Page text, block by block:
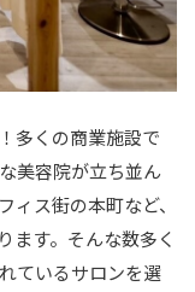
多くの商業施設で
美容院が立ち並ん
ス街の本町など、
ます。そんな数多く
ているサロンを選